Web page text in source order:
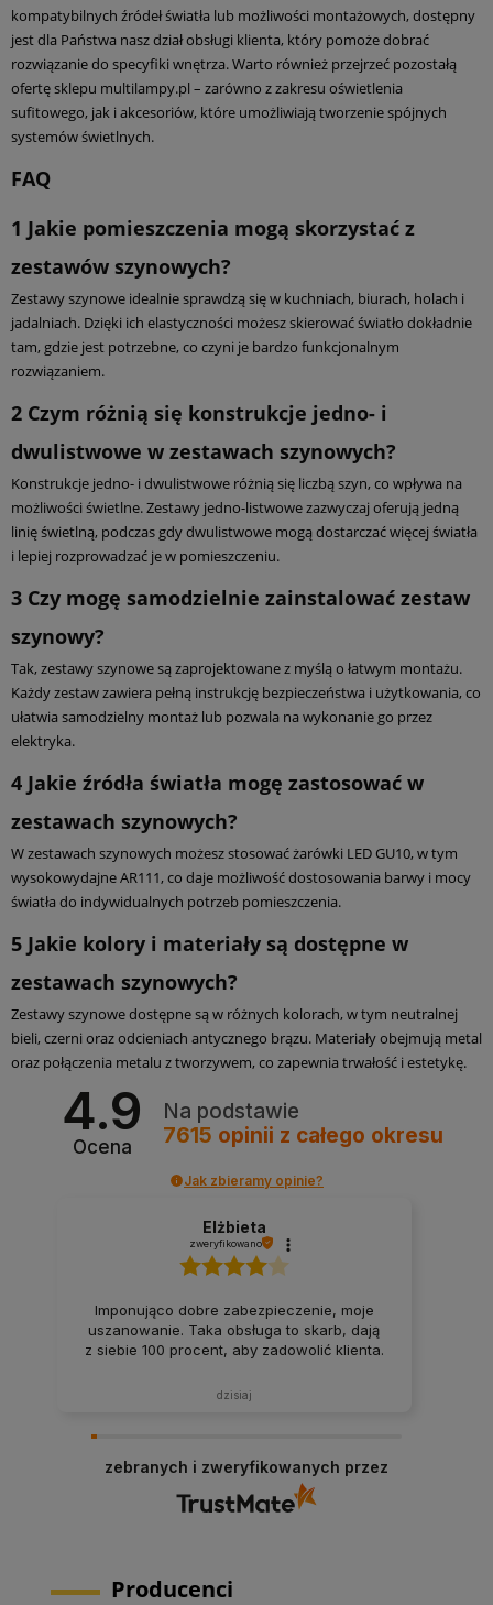
kompatybilnych źródeł światła lub możliwości montażowych, dostępny
jest dla Państwa nasz dział obsługi klienta, który pomoże dobrać
rozwiązanie do specyfiki wnętrza. Warto również przejrzeć pozostałą
ofertę sklepu multilampy.pl – zarówno z zakresu oświetlenia
sufitowego, jak i akcesoriów, które umożliwiają tworzenie spójnych
systemów świetlnych.
FAQ
1 Jakie pomieszczenia mogą skorzystać z
zestawów szynowych?
Zestawy szynowe idealnie sprawdzą się w kuchniach, biurach, holach i
jadalniach. Dzięki ich elastyczności możesz skierować światło dokładnie
tam, gdzie jest potrzebne, co czyni je bardzo funkcjonalnym
rozwiązaniem.
2 Czym różnią się konstrukcje jedno- i
dwulistwowe w zestawach szynowych?
Konstrukcje jedno- i dwulistwowe różnią się liczbą szyn, co wpływa na
możliwości świetlne. Zestawy jedno-listwowe zazwyczaj oferują jedną
linię świetlną, podczas gdy dwulistwowe mogą dostarczać więcej światła
i lepiej rozprowadzać je w pomieszczeniu.
3 Czy mogę samodzielnie zainstalować zestaw
szynowy?
Tak, zestawy szynowe są zaprojektowane z myślą o łatwym montażu.
Każdy zestaw zawiera pełną instrukcję bezpieczeństwa i użytkowania, co
ułatwia samodzielny montaż lub pozwala na wykonanie go przez
elektryka.
4 Jakie źródła światła mogę zastosować w
zestawach szynowych?
W zestawach szynowych możesz stosować żarówki LED GU10, w tym
wysokowydajne AR111, co daje możliwość dostosowania barwy i mocy
światła do indywidualnych potrzeb pomieszczenia.
5 Jakie kolory i materiały są dostępne w
zestawach szynowych?
Zestawy szynowe dostępne są w różnych kolorach, w tym neutralnej
bieli, czerni oraz odcieniach antycznego brązu. Materiały obejmują metal
oraz połączenia metalu z tworzywem, co zapewnia trwałość i estetykę.
4.9
Ocena
Na podstawie
7615 opinii z całego okresu
Jak zbieramy opinie?
Elżbieta
zweryfikowano
Imponująco dobre zabezpieczenie, moje
uszanowanie. Taka obsługa to skarb, dają
z siebie 100 procent, aby zadowolić klienta.
dzisiaj
zebranych i zweryfikowanych przez
Producenci